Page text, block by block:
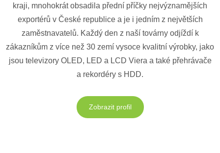
kraji, mnohokrát obsadila přední příčky nejvýznamějších
exportérů v České republice a je i jedním z největších
zaměstnavatelů. Každý den z naší továrny odjíždí k
zákazníkům z více než 30 zemí vysoce kvalitní výrobky, jako
jsou televizory OLED, LED a LCD Viera a také přehrávače
a rekordéry s HDD.
Zobrazit profil